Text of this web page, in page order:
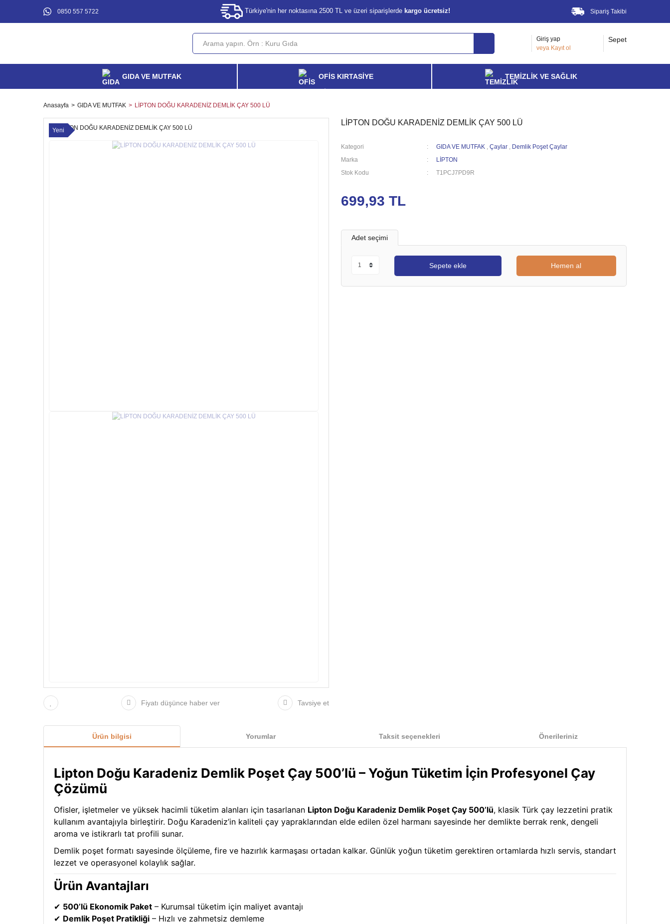
0850 557 5722 Türkiye'nin her noktasına 2500 TL ve üzeri siparişlerde kargo ücretsiz! Sipariş Takibi
Giriş yap
veya Kayıt ol
Sepet
GIDA VE MUTFAK OFİS KIRTASİYE TEMİZLİK VE SAĞLIK
Anasayfa GIDA VE MUTFAK LİPTON DOĞU KARADENİZ DEMLİK ÇAY 500 LÜ
Yeni
Fiyatı düşünce haber ver Tavsiye et
LİPTON DOĞU KARADENİZ DEMLİK ÇAY 500 LÜ
Kategori GIDA VE MUTFAK , Çaylar , Demlik Poşet Çaylar
Marka
LİPTON
Stok Kodu
T1PCJ7PD9R
699,93 TL
Adet seçimi
Sepete ekle Hemen al
Ürün bilgisi Yorumlar Taksit seçenekleri Önerileriniz
Lipton Doğu Karadeniz Demlik Poşet Çay 500’lü – Yoğun Tüketim İçin Profesyonel Çay
Çözümü
Ofisler, işletmeler ve yüksek hacimli tüketim alanları için tasarlanan Lipton Doğu Karadeniz Demlik Poşet Çay 500’lü, klasik Türk çay lezzetini pratik
kullanım avantajıyla birleştirir. Doğu Karadeniz’in kaliteli çay yapraklarından elde edilen özel harmanı sayesinde her demlikte berrak renk, dengeli
aroma ve istikrarlı tat profili sunar.
Demlik poşet formatı sayesinde ölçüleme, fire ve hazırlık karmaşası ortadan kalkar. Günlük yoğun tüketim gerektiren ortamlarda hızlı servis, standart
lezzet ve operasyonel kolaylık sağlar.
Ürün Avantajları
✔ 500’lü Ekonomik Paket – Kurumsal tüketim için maliyet avantajı
✔ Demlik Poşet Pratikliği – Hızlı ve zahmetsiz demleme